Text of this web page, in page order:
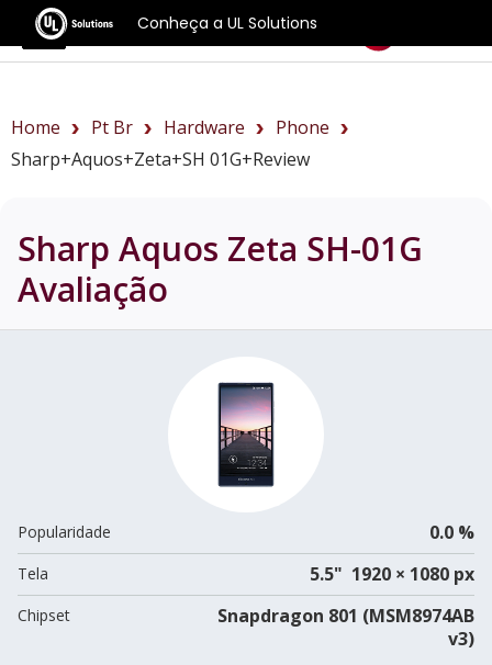
Conheça a UL Solutions
Benchmarks
Home Pt Br Hardware
Phone
Sharp+Aquos+Zeta+SH 01G+review
Sharp Aquos Zeta SH-01G
Avaliação
Popularidade 0.0 %
Tela 5.5" 1920 × 1080 px
Chipset
Snapdragon 801 (MSM8974AB
v3)